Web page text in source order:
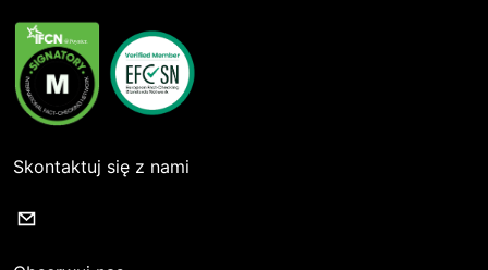
Skontaktuj się z nami